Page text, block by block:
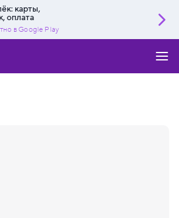
карты,
оплата
в Google Play